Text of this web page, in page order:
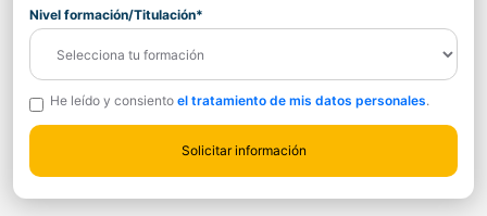
Nivel formación/Titulación*
He leído y consiento el tratamiento de mis datos personales.